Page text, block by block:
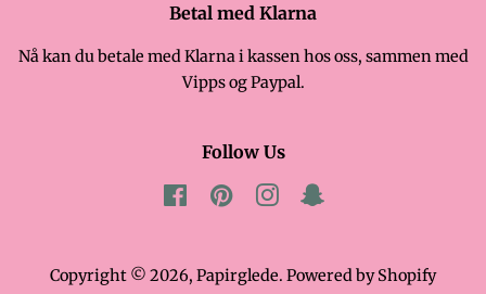
Betal med Klarna
Nå kan du betale med Klarna i kassen hos oss, sammen med
Vipps og Paypal.
Follow Us
FacebookPinterestInstagramSnapchat
Copyright © 2026, Papirglede. Powered by Shopify